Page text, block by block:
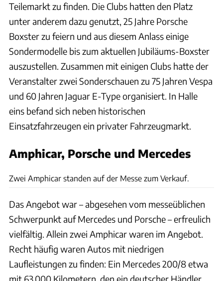
Teilemarkt zu finden. Die Clubs hatten den Platz
unter anderem dazu genutzt, 25 Jahre Porsche
Boxster zu feiern und aus diesem Anlass einige
Sondermodelle bis zum aktuellen Jubiläums-Boxster
auszustellen. Zusammen mit einigen Clubs hatte der
Veranstalter zwei Sonderschauen zu 75 Jahren Vespa
und 60 Jahren Jaguar E-Type organisiert. In Halle
eins befand sich neben historischen
Einsatzfahrzeugen ein privater Fahrzeugmarkt.
Amphicar, Porsche und Mercedes
Zwei Amphicar standen auf der Messe zum Verkauf.
Das Angebot war – abgesehen vom messeüblichen
Schwerpunkt auf Mercedes und Porsche – erfreulich
vielfältig. Allein zwei Amphicar waren im Angebot.
Recht häufig waren Autos mit niedrigen
Laufleistungen zu finden: Ein Mercedes 200/8 etwa